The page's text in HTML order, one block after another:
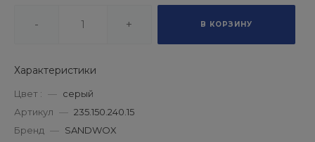
- + В КОРЗИНУ
Характеристики
Цвет : — серый
Артикул — 235.150.240.15
Бренд — SANDWOX